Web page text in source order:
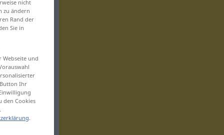
nicht
zu ändern
Rand der
Sie in
und
Ihr
den Cookies
.